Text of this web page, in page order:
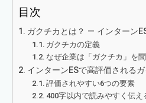
目次
ガクチカとは？ ― インターン
ガクチカの定義
なぜ企業は「ガクチカ」を
インターンESで高評価される
評価されやすい6つの要素
400字以内で読みやすく伝え